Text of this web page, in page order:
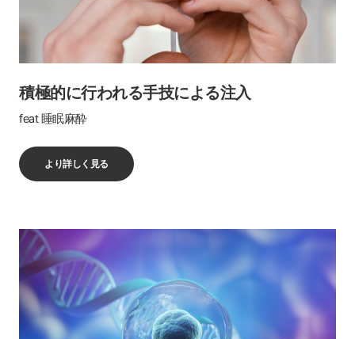
積極的に行われる手技による注入
feat 睡眠麻酔
より詳しく見る